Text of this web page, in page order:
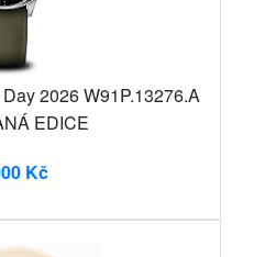
2026 W91P.13276.A
EDICE
Kč